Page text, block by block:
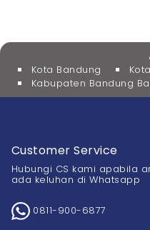
Kota Bandung
Kabupaten Bandung
Customer Service
Hubungi CS kami apabila
ada keluhan di Whatsapp
0811-900-6877